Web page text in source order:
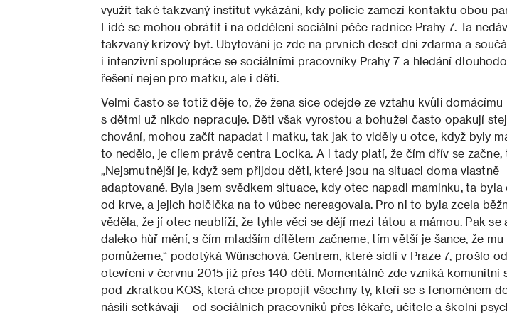
využít také takzvaný institut vykázání, kdy policie zamezí kontaktu obou
Lidé se mohou obrátit i na oddělení sociální péče radnice Prahy 7. Ta
takzvaný krizový byt. Ubytování je zde na prvních deset dní zdarma a
i intenzivní spolupráce se sociálními pracovníky Prahy 7 a hledání
řešení nejen pro matku, ale i děti.
Velmi často se totiž děje to, že žena sice odejde ze vztahu kvůli domácímu
s dětmi už nikdo nepracuje. Děti však vyrostou a bohužel často opakují
chování, mohou začít napadat i matku, tak jak to viděly u otce, když byly
to nedělo, je cílem právě centra Locika. A i tady platí, že čím dřív se začne,
„Nejsmutnější je, když sem přijdou děti, které jsou na situaci doma vlastně
adaptované. Byla jsem svědkem situace, kdy otec napadl maminku, ta byla
od krve, a jejich holčička na to vůbec nereagovala. Pro ni to byla zcela
věděla, že jí otec neublíží, že tyhle věci se dějí mezi tátou a mámou. Pak se
daleko hůř mění, s čím mladším dítětem začneme, tím větší je šance, že mu
pomůžeme,“ podotýká Wünschová. Centrem, které sídlí v Praze 7, prošlo
otevření v červnu 2015 již přes 140 dětí. Momentálně zde vzniká komunitní
pod zkratkou KOS, která chce propojit všechny ty, kteří se s fenoménem
násilí setkávají – od sociálních pracovníků přes lékaře, učitele a školní